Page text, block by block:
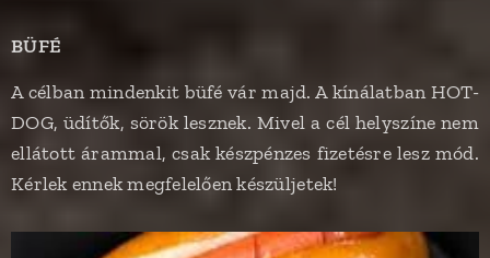
BÜFÉ
A célban mindenkit büfé vár majd. A kínálatban HOT-
DOG, üdítők, sörök lesznek. Mivel a cél helyszíne nem
ellátott árammal, csak készpénzes fizetésre lesz mód.
Kérlek ennek megfelelően készüljetek!